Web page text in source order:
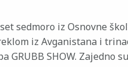
sedmoro iz Osnovne
iz Avganistana i
SHOW. Zajedno